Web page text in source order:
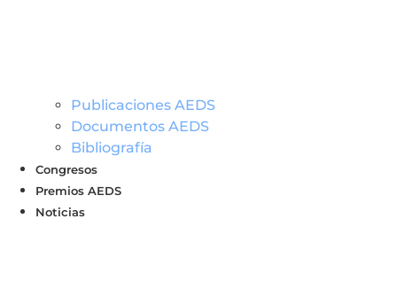
Publicaciones AEDS
Documentos AEDS
Bibliografía
Congresos
Premios AEDS
Noticias